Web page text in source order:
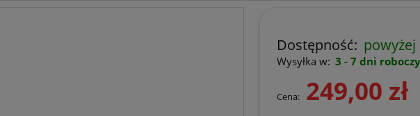
Dostępność: powyżej
Wysyłka w: 3 - 7 dni
Cena: 249,00 zł